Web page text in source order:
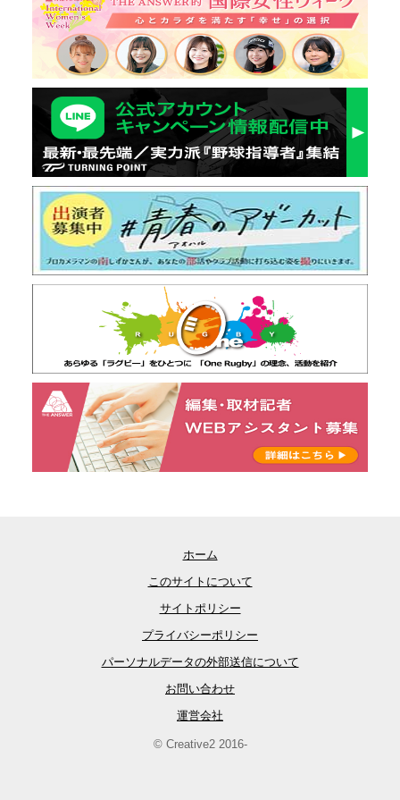
ホーム
このサイトについて
サイトポリシー
プライバシーポリシー
パーソナルデータの外部送信について
お問い合わせ
運営会社
© Creative2 2016-